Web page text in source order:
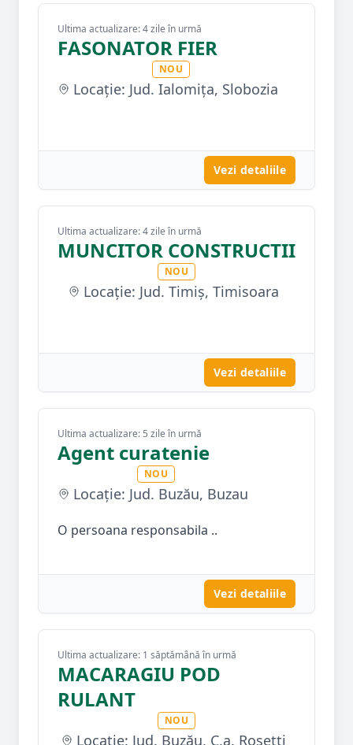
Ultima actualizare: 4 zile în urmă
FASONATOR FIER
NOU
Locație: Jud. Ialomița, Slobozia
Vezi detaliile
Ultima actualizare: 4 zile în urmă
MUNCITOR CONSTRUCTII
NOU
Locație: Jud. Timiș, Timisoara
Vezi detaliile
Ultima actualizare: 5 zile în urmă
Agent curatenie
NOU
Locație: Jud. Buzău, Buzau
O persoana responsabila ..
Vezi detaliile
Ultima actualizare: 1 săptămână în urmă
MACARAGIU POD
RULANT
NOU
Locație: Jud. Buzău, C.a. Rosetti